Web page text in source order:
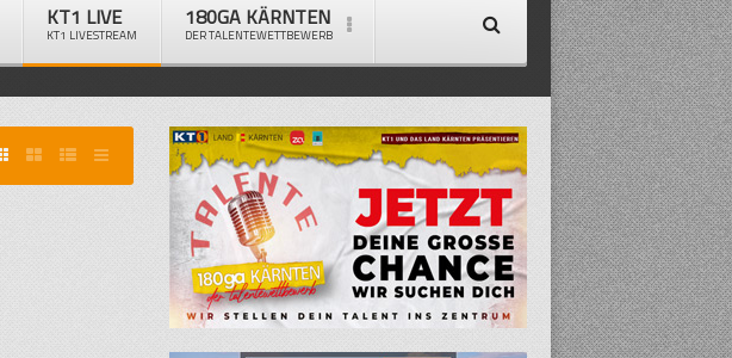
KT1 LIVE
KT1 LIVESTREAM
180GA KÄRNTEN
DER TALENTEWETTBEWERB